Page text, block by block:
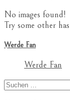
No images found!
Try some other
Werde Fan
Werde Fan
Suchen